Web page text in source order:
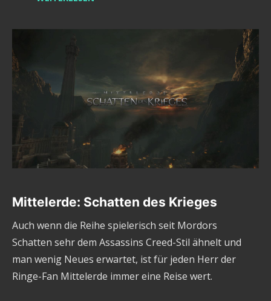
Mittelerde: Schatten des Krieges
Auch wenn die Reihe spielerisch seit Mordors
Schatten sehr dem Assassins Creed-Stil ähnelt und
man wenig Neues erwartet, ist für jeden Herr der
Ringe-Fan Mittelerde immer eine Reise wert.